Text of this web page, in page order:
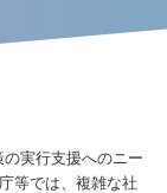
実行支援へのニー
等では、複雑な社